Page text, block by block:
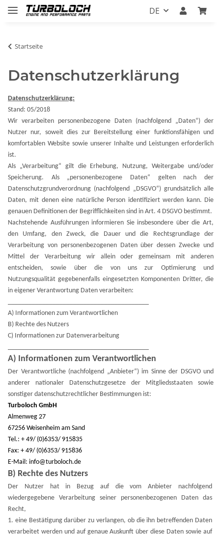
DE
Startseite
Datenschutzerklärung
Datenschutzerklärung:
Stand: 05/2018
Wir verarbeiten personenbezogene Daten (nachfolgend „Daten“) der
Nutzer nur, soweit dies zur Bereitstellung einer funktionsfähigen und
komfortablen Website sowie unserer Inhalte und Leistungen erforderlich
ist.
Als „Verarbeitung“ gilt die Erhebung, Nutzung, Weitergabe und/oder
Speicherung. Als „personenbezogene Daten“ gelten nach der
Datenschutzgrundverordnung (nachfolgend „DSGVO“) grundsätzlich alle
Daten, mit denen eine natürliche Person identifiziert werden kann. Die
genauen Definitionen der Begrifflichkeiten sind in Art. 4 DSGVO bestimmt.
Nachstehende Ausführungen informieren Sie insbesondere über die Art,
den Umfang, den Zweck, die Dauer und die Rechtsgrundlage der
Verarbeitung von personenbezogenen Daten über dessen Zwecke und
Mittel der Verarbeitung wir allein oder gemeinsam mit anderen
entscheiden, sowie über die von uns zur Optimierung und
Nutzungsqualität gegebenenfalls eingesetzten Komponenten Dritter, die
in eigener Verantwortung Daten verarbeiten:
A) Informationen zum Verantwortlichen
B) Rechte des Nutzers
C) Informationen zur Datenverarbeitung
A) Informationen zum Verantwortlichen
Der Verantwortliche (nachfolgend „Anbieter“) im Sinne der DSGVO und
anderer nationaler Datenschutzgesetze der Mitgliedsstaaten sowie
sonstiger datenschutzrechtlicher Bestimmungen ist:
Turboloch GmbH
Almenweg 27
67256 Weisenheim am Sand
Tel.: + 49/ (0)6353/ 915835
Fax: + 49/ (0)6353/ 915836
E-Mail: info@turboloch.de
B) Rechte des Nutzers
Der Nutzer hat in Bezug auf die vom Anbieter nachfolgend
wiedergegebene Verarbeitung seiner personenbezogenen Daten das
Recht,
1. eine Bestätigung darüber zu verlangen, ob die ihn betreffenden Daten
verarbeitet werden und auf genaue Auskunft über diese Daten sowie auf